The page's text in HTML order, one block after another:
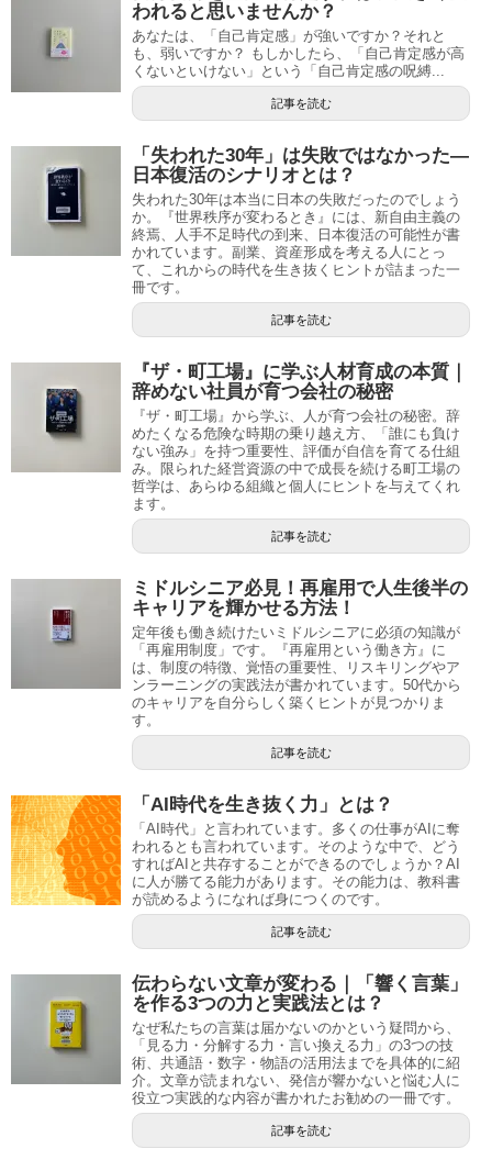
われると思いませんか？
あなたは、「自己肯定感」が強いですか？それと
も、弱いですか？ もしかしたら、「自己肯定感が高
くないといけない」という「自己肯定感の呪縛...
記事を読む
「失われた30年」は失敗ではなかった―
日本復活のシナリオとは？
失われた30年は本当に日本の失敗だったのでしょう
か。『世界秩序が変わるとき』には、新自由主義の
終焉、人手不足時代の到来、日本復活の可能性が書
かれています。副業、資産形成を考える人にとっ
て、これからの時代を生き抜くヒントが詰まった一
冊です。
記事を読む
『ザ・町工場』に学ぶ人材育成の本質｜
辞めない社員が育つ会社の秘密
『ザ・町工場』から学ぶ、人が育つ会社の秘密。辞
めたくなる危険な時期の乗り越え方、「誰にも負け
ない強み」を持つ重要性、評価が自信を育てる仕組
み。限られた経営資源の中で成長を続ける町工場の
哲学は、あらゆる組織と個人にヒントを与えてくれ
ます。
記事を読む
ミドルシニア必見！再雇用で人生後半の
キャリアを輝かせる方法！
定年後も働き続けたいミドルシニアに必須の知識が
「再雇用制度」です。『再雇用という働き方』に
は、制度の特徴、覚悟の重要性、リスキリングやア
ンラーニングの実践法が書かれています。50代から
のキャリアを自分らしく築くヒントが見つかりま
す。
記事を読む
「AI時代を生き抜く力」とは？
「AI時代」と言われています。多くの仕事がAIに奪
われるとも言われています。そのような中で、どう
すればAIと共存することができるのでしょうか？AI
に人が勝てる能力があります。その能力は、教科書
が読めるようになれば身につくのです。
記事を読む
伝わらない文章が変わる｜「響く言葉」
を作る3つの力と実践法とは？
なぜ私たちの言葉は届かないのかという疑問から、
「見る力・分解する力・言い換える力」の3つの技
術、共通語・数字・物語の活用法までを具体的に紹
介。文章が読まれない、発信が響かないと悩む人に
役立つ実践的な内容が書かれたお勧めの一冊です。
記事を読む